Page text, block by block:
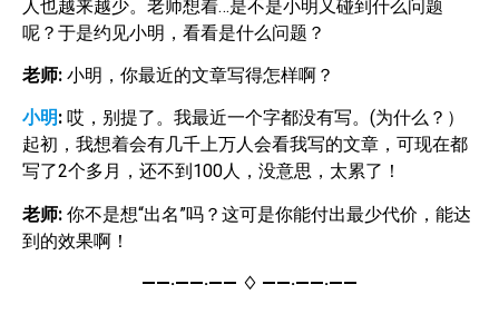
人也越来越少。老师想着…是不是小明又碰到什么问题
呢？于是约见小明，看看是什么问题？
老师: 小明，你最近的文章写得怎样啊？
小明: 哎，别提了。我最近一个字都没有写。(为什么？）
起初，我想着会有几千上万人会看我写的文章，可现在都
写了2个多月，还不到100人，没意思，太累了！
老师: 你不是想“出名”吗？这可是你能付出最少代价，能达
到的效果啊！
——·——·—— ♢ ——·——·——